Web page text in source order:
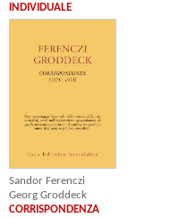
INDIVIDUALE
Sandor Ferenczi
Georg Groddeck
CORRISPONDENZA